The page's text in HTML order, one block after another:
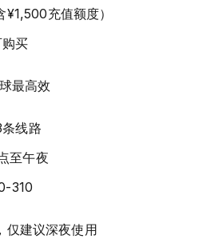
充值额度）
买
最高效
线路
至午夜
310
仅建议深夜使用